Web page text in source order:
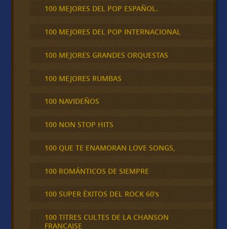
100 MEJORES DEL POP ESPAÑOL.
100 MEJORES DEL POP INTERNACIONAL
100 MEJORES GRANDES ORQUESTAS
100 MEJORES RUMBAS
100 NAVIDEÑOS
100 NON STOP HITS
100 QUE TE ENAMORAN LOVE SONGS,
100 ROMÁNTICOS DE SIEMPRE
100 SUPER ÉXITOS DEL ROCK 60's
100 TITRES CULTES DE LA CHANSON
FRANCAISE